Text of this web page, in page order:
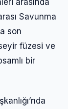
Savunma
son
füzesi ve
bir